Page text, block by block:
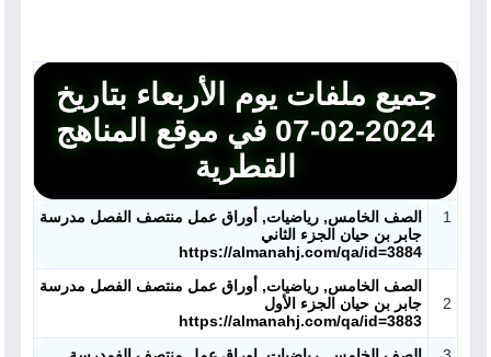
جميع ملفات يوم الأربعاء بتاريخ
2024-02-07 في موقع المناهج
القطرية
1
الصف الخامس, رياضيات, أوراق عمل منتصف الفصل مدرسة
جابر بن حيان الجزء الثاني
https://almanahj.com/qa/id=3884
2
الصف الخامس, رياضيات, أوراق عمل منتصف الفصل مدرسة
جابر بن حيان الجزء الأول
https://almanahj.com/qa/id=3883